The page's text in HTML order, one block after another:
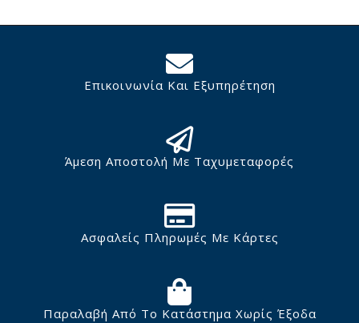
Επικοινωνία Και Εξυπηρέτηση
Άμεση Αποστολή Με Ταχυμεταφορές
Ασφαλείς Πληρωμές Με Κάρτες
Παραλαβή Από Το Κατάστημα Χωρίς Έξοδα